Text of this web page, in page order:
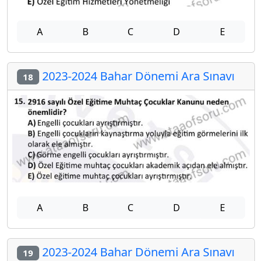
A B C D E
18 2023-2024 Bahar Dönemi Ara Sınavı
A B C D E
19 2023-2024 Bahar Dönemi Ara Sınavı